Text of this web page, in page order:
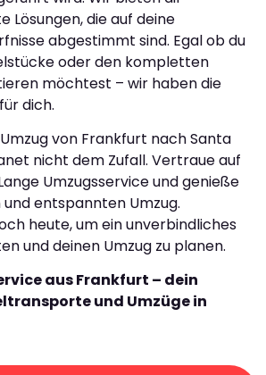
Lösungen, die auf deine
abgestimmt sind. Egal ob du
oder den kompletten
möchtest – wir haben die
dich.
von Frankfurt nach Santa
nicht dem Zufall. Vertraue auf
Umzugsservice und genieße
entspannten Umzug.
heute, um ein unverbindliches
und deinen Umzug zu planen.
aus Frankfurt – dein
und Umzüge in